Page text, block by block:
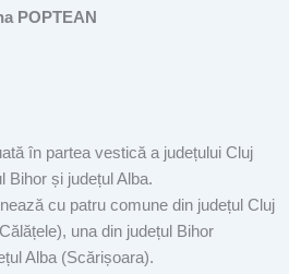
POPTEAN
în partea vestică a județului Cluj
Bihor și județul Alba.
cu patru comune din județul Cluj
una din județul Bihor
Alba (Scărișoara).